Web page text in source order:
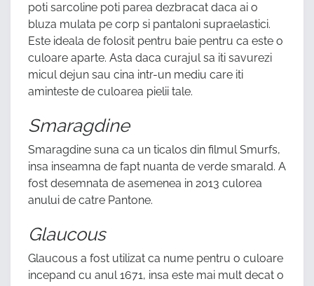
poti sarcoline poti parea dezbracat daca ai o
bluza mulata pe corp si pantaloni supraelastici.
Este ideala de folosit pentru baie pentru ca este o
culoare aparte. Asta daca curajul sa iti savurezi
micul dejun sau cina intr-un mediu care iti
aminteste de culoarea pielii tale.
Smaragdine
Smaragdine suna ca un ticalos din filmul Smurfs,
insa inseamna de fapt nuanta de verde smarald. A
fost desemnata de asemenea in 2013 culorea
anului de catre Pantone.
Glaucous
Glaucous a fost utilizat ca nume pentru o culoare
incepand cu anul 1671, insa este mai mult decat o